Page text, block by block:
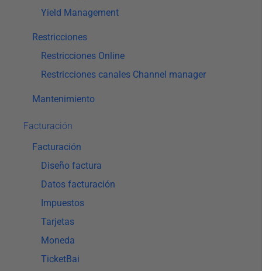
Yield Management
Restricciones
Restricciones Online
Restricciones canales Channel manager
Mantenimiento
Facturación
Facturación
Diseño factura
Datos facturación
Impuestos
Tarjetas
Moneda
TicketBai